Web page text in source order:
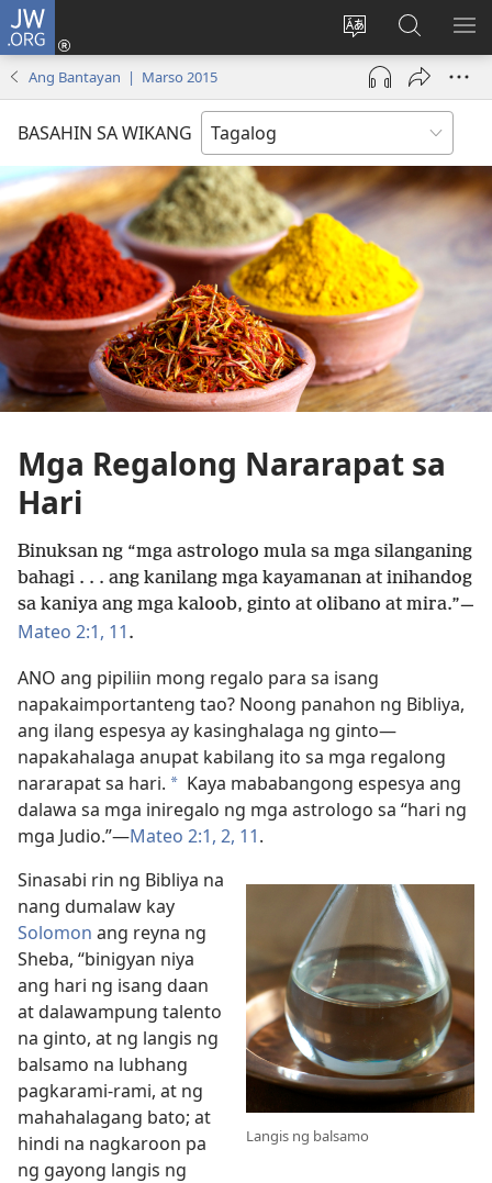
JW.ORG
Baguhin
ang
wika
ng
Mag-
log
bubukas
bagong
window)
sa
JW.ORG
Ang Bantayan | Marso 2015
BASAHIN SA WIKANG
Mga Regalong Nararapat sa
Hari
Binuksan ng “mga astrologo mula sa mga silanganing
bahagi . . . ang kanilang mga kayamanan at inihandog
sa kaniya ang mga kaloob, ginto at olibano at mira.”—
Mateo 2:1, 11 .
ANO ang pipiliin mong regalo para sa isang
napakaimportanteng tao? Noong panahon ng Bibliya,
ang ilang espesya ay kasinghalaga ng ginto—
napakahalaga anupat kabilang ito sa mga regalong
nararapat sa hari. * Kaya mababangong espesya ang
dalawa sa mga iniregalo ng mga astrologo sa “hari ng
mga Judio.”—Mateo 2:1, 2, 11.
Langis ng balsamo
Sinasabi rin ng Bibliya na
nang dumalaw kay
Solomon ang reyna ng
Sheba, “binigyan niya
ang hari ng isang daan
at dalawampung talento
na ginto, at ng langis ng
balsamo na lubhang
pagkarami-rami, at ng
mahahalagang bato; at
hindi na nagkaroon pa
ng gayong langis ng